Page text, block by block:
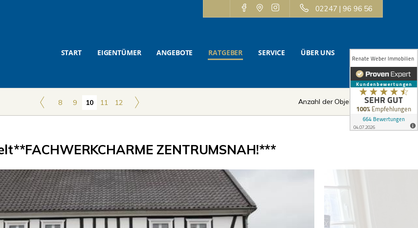
02247 | 96 96 56
START EIGENTÜMER ANGEBOTE RATGEBER SERVICE ÜBER UNS KONTAKT
8 9 10 11 12 Anzahl der Objekte: 10 | 12
ZENTRUMSNAH!***